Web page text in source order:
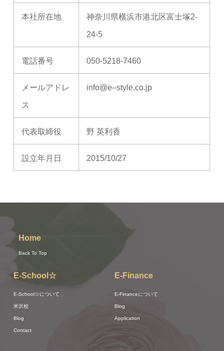
本社所在地 神奈川県横浜市港北区富士塚2-
24-5
電話番号 050-5218-7460
メールアドレ
ス
info@e–style.co.jp
代表取締役 野 英利香
設立年月日 2015/10/27
Home
Back To Top
E-School☆
E-School☆について
米沢校
Blog
Contact
E-Finance
E-Financeについて
Blog
Application